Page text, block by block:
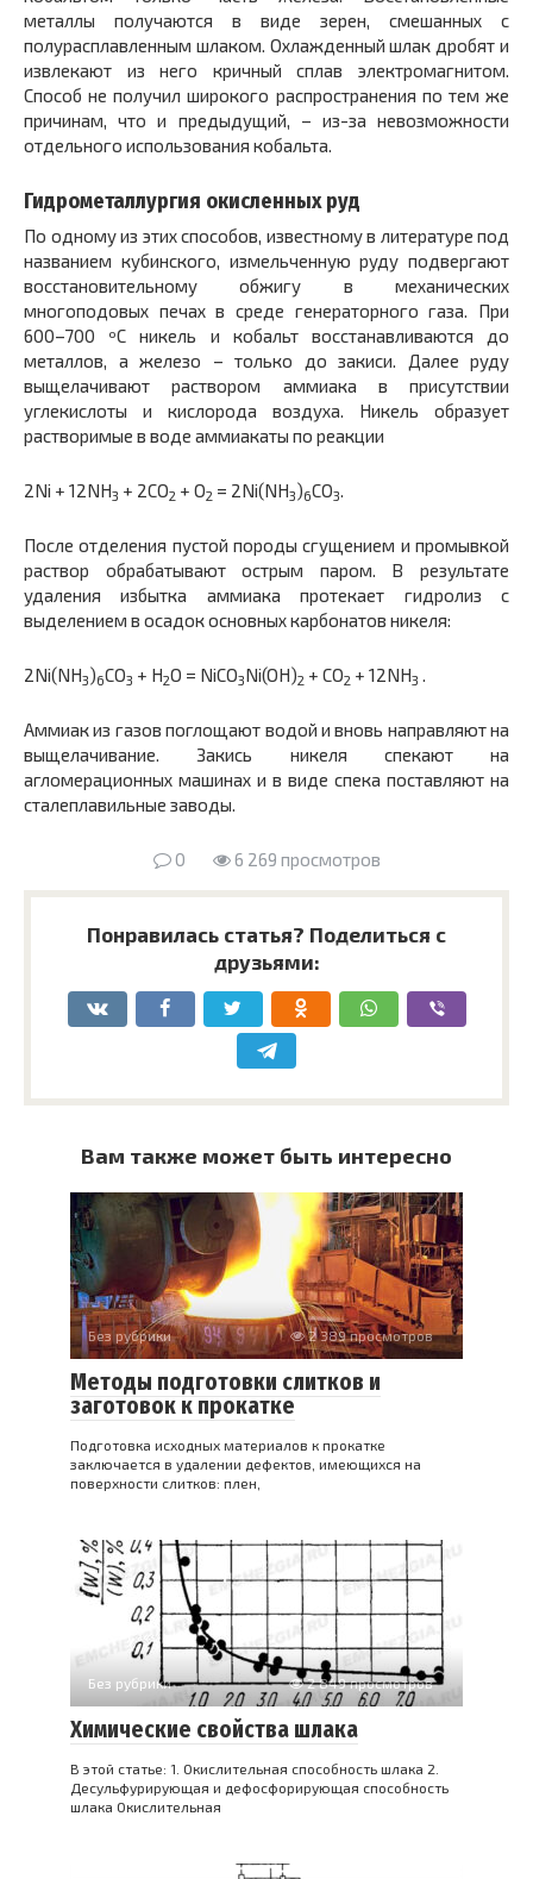
металлы получаются в виде зерен, смешанных с
полурасплавленным шлаком. Охлажденный шлак дробят и
извлекают из него кричный сплав электромагнитом.
Способ не получил широкого распространения по тем же
причинам, что и предыдущий, – из-за невозможности
отдельного использования кобальта.
Гидрометаллургия окисленных руд
По одному из этих способов, известному в литературе под
названием кубинского, измельченную руду подвергают
восстановительному обжигу в механических
многоподовых печах в среде генераторного газа. При
600–700 ºС никель и кобальт восстанавливаются до
металлов, а железо – только до закиси. Далее руду
выщелачивают раствором аммиака в присутствии
углекислоты и кислорода воздуха. Никель образует
растворимые в воде аммиакаты по реакции
2Ni + 12NH3 + 2CO2 + O2 = 2Ni(NH3)6CO3.
После отделения пустой породы сгущением и промывкой
раствор обрабатывают острым паром. В результате
удаления избытка аммиака протекает гидролиз с
выделением в осадок основных карбонатов никеля:
2Ni(NH3)6CO3 + H2O = NiCO3Ni(OH)2 + CO2 + 12NH3 .
Аммиак из газов поглощают водой и вновь направляют на
выщелачивание. Закись никеля спекают на
агломерационных машинах и в виде спека поставляют на
сталеплавильные заводы.
0 6 269 просмотров
Понравилась статья? Поделиться с
друзьями:
Вам также может быть интересно
Без рубрики 2 389 просмотров
Методы подготовки слитков и
заготовок к прокатке
Подготовка исходных материалов к прокатке
заключается в удалении дефектов, имеющихся на
поверхности слитков: плен,
Без рубрики 2 849 просмотров
Химические свойства шлака
В этой статье: 1. Окислительная способность шлака 2.
Десульфурирующая и дефосфорирующая способность
шлака Окислительная